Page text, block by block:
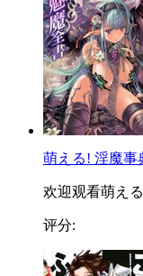
萌える! 淫魔事
欢迎观看萌え
评分: